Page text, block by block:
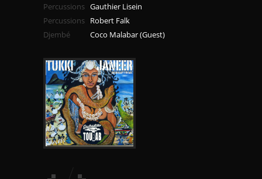
Percussions Gauthier Lisein
Percussions Robert Falk
Djembé
Coco Malabar (Guest)